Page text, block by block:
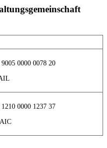
0000 0078 20
0000 1237 37